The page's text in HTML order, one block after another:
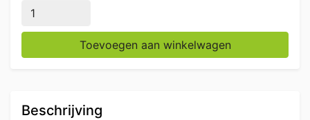
RVS Spoelblad Dubbele spoelbakken 120 x 70 cm
Toevoegen aan winkelwagen
Beschrijving